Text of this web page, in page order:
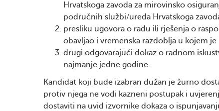
Hrvatskoga zavoda za mirovinsko
područnih službi/ureda Hrvatskoga
presliku ugovora o radu ili rješenja o
obavljao i vremenska razdoblja u kojem
drugi odgovarajući dokaz o radnom
najmanje jedne godine.
Kandidat koji bude izabran dužan je žurno
protiv njega ne vodi kazneni postupak i
dostaviti na uvid izvornike dokaza o